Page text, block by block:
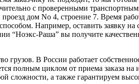
с проверенными
дом No 4, строение 7. Время
Например, оставить заявку на
“Ноэкс-Раша” вы получите
В России работает
полным циклом от приема заказа
а также гарантируем